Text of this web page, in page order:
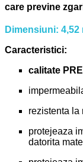
care previne
Dimensiuni: 4,52
Caracteristici:
calitate
rezistenta la
protejeaza
datorita